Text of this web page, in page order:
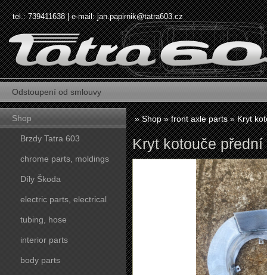
tel.: 739411638 | e-mail:jan.papirnik@tatra603.cz
Odstoupení od smlouvy
Shop
Brzdy Tatra 603
chrome parts, moldings
Díly Škoda
electric parts, electrical
tubing, hose
interior parts
body parts
»Shop»front axle parts»Kryt
Kryt kotouče